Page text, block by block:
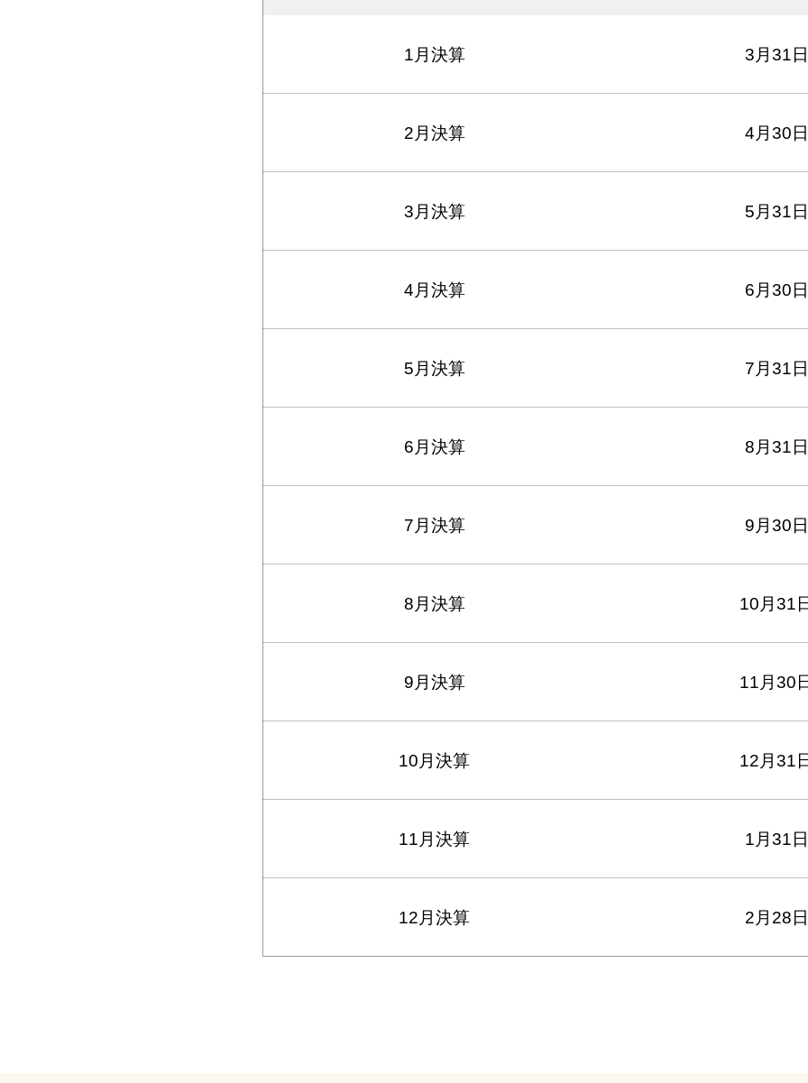
1月決算 3月31日
2月決算 4月30日
3月決算 5月31日
4月決算 6月30日
5月決算 7月31日
6月決算 8月31日
7月決算 9月30日
8月決算 10月31
9月決算 11月30
10月決算 12月31
11月決算 1月31日
12月決算 2月28日